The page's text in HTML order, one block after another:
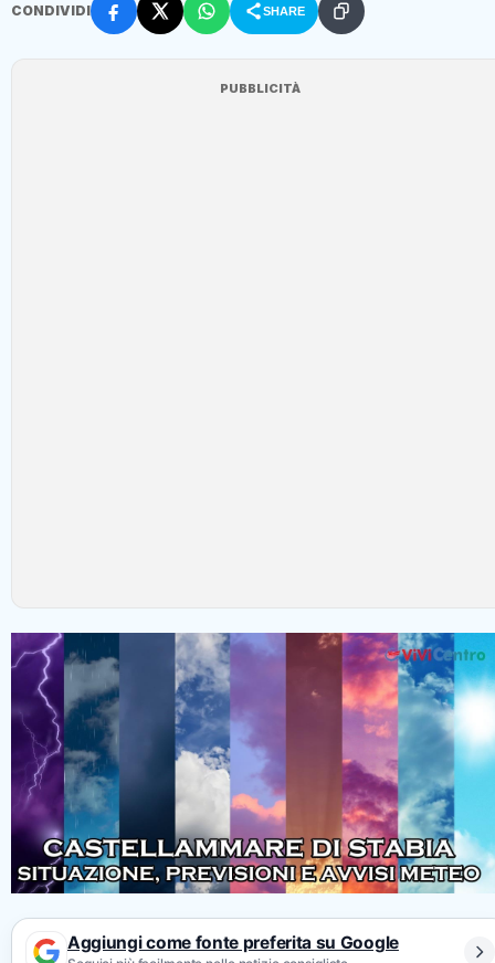
CONDIVIDI SHARE
PUBBLICITÀ
Aggiungi come fonte preferita su Google